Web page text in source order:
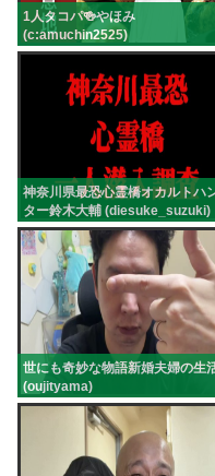
1人タコパ🍻やほみ
(c:amuchin2525)
神奈川県最恐心霊橋オカルトハ
ター鈴木大輔 (diesuke_suzuki)
世にも奇妙な物語新婚夫婦の生
(oujityama)